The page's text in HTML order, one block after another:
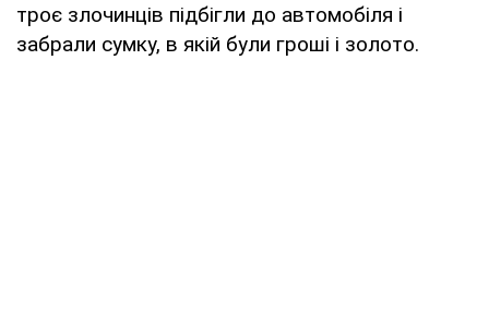
троє злочинців підбігли до автомобіля і
забрали сумку, в якій були гроші і золото.